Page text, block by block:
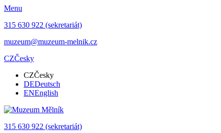
Menu
315 630 922 (sekretariát)
muzeum@muzeum-melnik.cz
CZČesky
CZČesky
DEDeutsch
ENEnglish
315 630 922 (sekretariát)